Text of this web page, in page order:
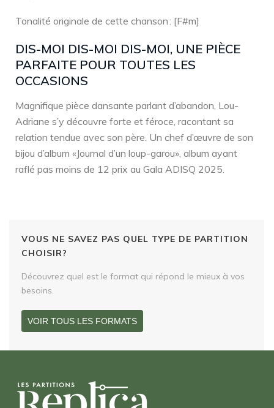
Tonalité originale de cette chanson : [F#m]
DIS-MOI DIS-MOI DIS-MOI, UNE PIÈCE
PARFAITE POUR TOUTES LES
OCCASIONS
Magnifique pièce dansante parlant d’abandon, Lou-
Adriane s’y découvre forte et féroce, racontant sa
relation tendue avec son père. Un chef d’œuvre de son
bijou d’album «Journal d’un loup-garou», album ayant
raflé pas moins de 12 prix au Gala ADISQ 2025.
VOUS NE SAVEZ PAS QUEL TYPE DE PARTITION
CHOISIR?
Découvrez quel est le format qui répond le mieux à vos
besoins.
VOIR TOUS LES FORMATS